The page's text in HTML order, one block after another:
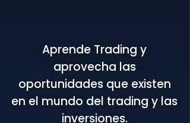
Aprende Trading y
aprovecha las
oportunidades que existen
en el mundo del trading y las
inversiones.